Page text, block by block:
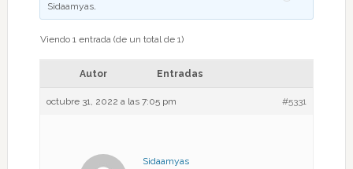
Sidaamyas.
Viendo 1 entrada (de un total de 1)
Autor Entradas
octubre 31, 2022 a las 7:05 pm #5331
Sidaamyas